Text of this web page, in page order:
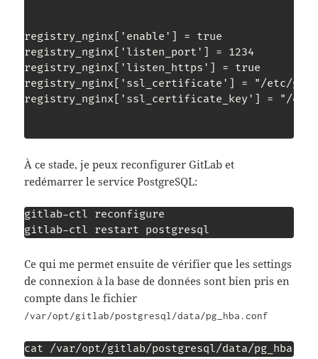
registry_nginx['enable'] = true
registry_nginx['listen_port'] = 1234
registry_nginx['listen_https'] = true
registry_nginx['ssl_certificate'] = "/etc/
registry_nginx['ssl_certificate_key'] = "/etc/
À ce stade, je peux reconfigurer GitLab et
redémarrer le service PostgreSQL:
gitlab-ctl reconfigure
Ce qui me permet ensuite de vérifier que les settings
de connexion à la base de données sont bien pris en
compte dans le fichier
/var/opt/gitlab/postgresql/data/pg_hba.conf
cat /var/opt/gitlab/postgresql/data/